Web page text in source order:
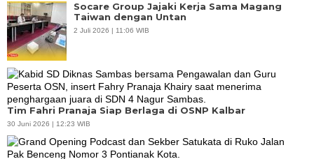
Socare Group Jajaki Kerja Sama Magang
Taiwan dengan Untan
2 Juli 2026 | 11:06 WIB
Tim Fahri Pranaja Siap Berlaga di OSNP Kalbar
30 Juni 2026 | 12:23 WIB